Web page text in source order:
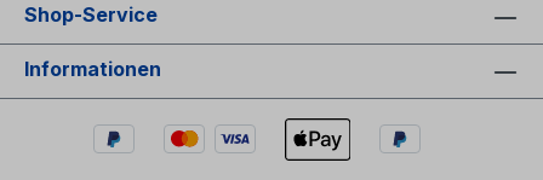
Shop-Service
Informationen